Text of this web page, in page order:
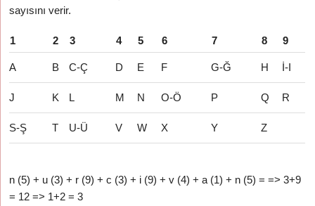
sayısını verir.
1 2 3 4 5 6 7 8 9
A B C-Ç D E F G-Ğ H İ-I
J K L M N O-Ö P Q R
S-Ş T U-Ü V W X Y Z
n (5) + u (3) + r (9) + c (3) + i (9) + v (4) + a (1) + n (5) = => 3+9
= 12 => 1+2 = 3